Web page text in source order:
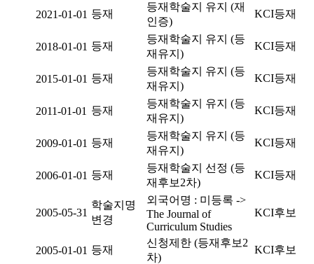
2021-01-01 등재
등재학술지 유지 (재
인증)
KCI등재
2018-01-01 등재
등재학술지 유지 (등
재유지)
KCI등재
2015-01-01 등재
등재학술지 유지 (등
재유지)
KCI등재
2011-01-01 등재
등재학술지 유지 (등
재유지)
KCI등재
2009-01-01 등재
등재학술지 유지 (등
재유지)
KCI등재
2006-01-01 등재
등재학술지 선정 (등
재후보2차)
KCI등재
2005-05-31
학술지명
변경
외국어명 : 미등록 ->
The Journal of
Curriculum Studies
KCI후보
2005-01-01 등재
신청제한 (등재후보2
차)
KCI후보